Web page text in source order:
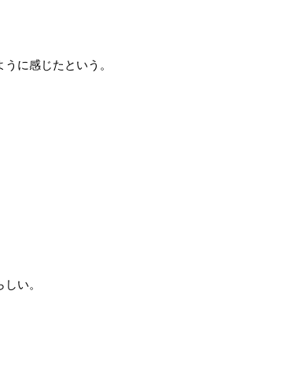
に感じたという。
い。